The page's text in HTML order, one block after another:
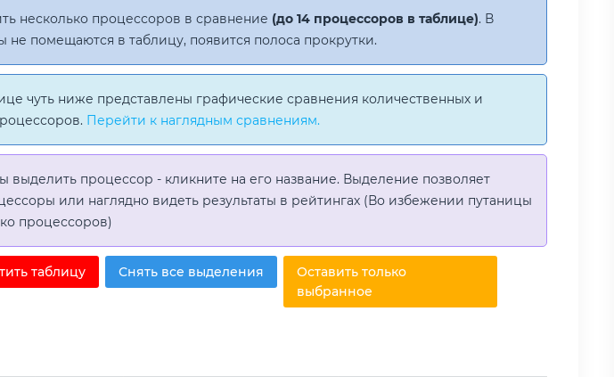
несколько процессоров в сравнение (до 14 процессоров в таблице). В
не помещаются в таблицу, появится полоса прокрутки.
чуть ниже представлены графические сравнения количественных и
Перейти к наглядным сравнениям.
выделить процессор - кликните на его название. Выделение позволяет
или наглядно видеть результаты в рейтингах (Во избежении путаницы
процессоров)
таблицу Снять все выделения
Оставить только
выбранное